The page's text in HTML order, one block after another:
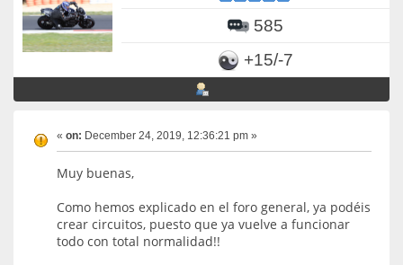
585
+15/-7
« on: December 24, 2019, 12:36:21 pm »
Muy buenas,
Como hemos explicado en el foro general, ya podéis
crear circuitos, puesto que ya vuelve a funcionar
todo con total normalidad!!